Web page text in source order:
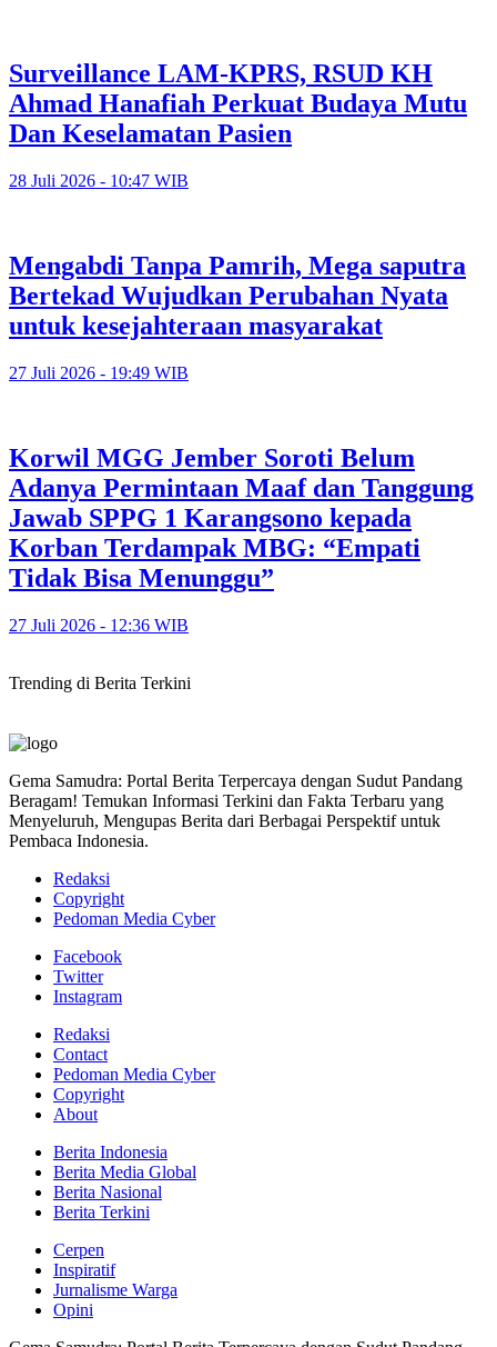
Surveillance LAM-KPRS, RSUD KH
Ahmad Hanafiah Perkuat Budaya Mutu
Dan Keselamatan Pasien
28 Juli 2026 - 10:47 WIB
Mengabdi Tanpa Pamrih, Mega saputra
Bertekad Wujudkan Perubahan Nyata
untuk kesejahteraan masyarakat
27 Juli 2026 - 19:49 WIB
Korwil MGG Jember Soroti Belum
Adanya Permintaan Maaf dan Tanggung
Jawab SPPG 1 Karangsono kepada
Korban Terdampak MBG: “Empati
Tidak Bisa Menunggu”
27 Juli 2026 - 12:36 WIB
Trending di Berita Terkini
Gema Samudra: Portal Berita Terpercaya dengan Sudut Pandang
Beragam! Temukan Informasi Terkini dan Fakta Terbaru yang
Menyeluruh, Mengupas Berita dari Berbagai Perspektif untuk
Pembaca Indonesia.
Redaksi
Copyright
Pedoman Media Cyber
Facebook
Twitter
Instagram
Redaksi
Contact
Pedoman Media Cyber
Copyright
About
Berita Indonesia
Berita Media Global
Berita Nasional
Berita Terkini
Cerpen
Inspiratif
Jurnalisme Warga
Opini